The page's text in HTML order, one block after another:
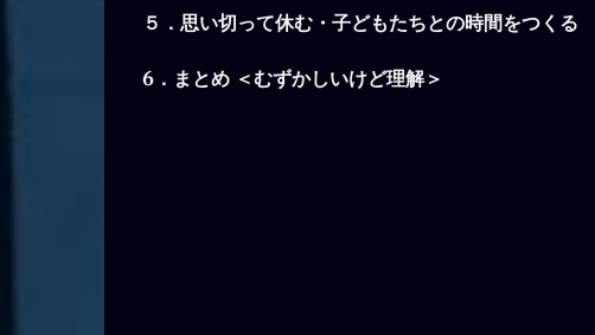
５．思い切って休む・子どもたちとの時間をつくる
6．まとめ＜むずかしいけど理解＞